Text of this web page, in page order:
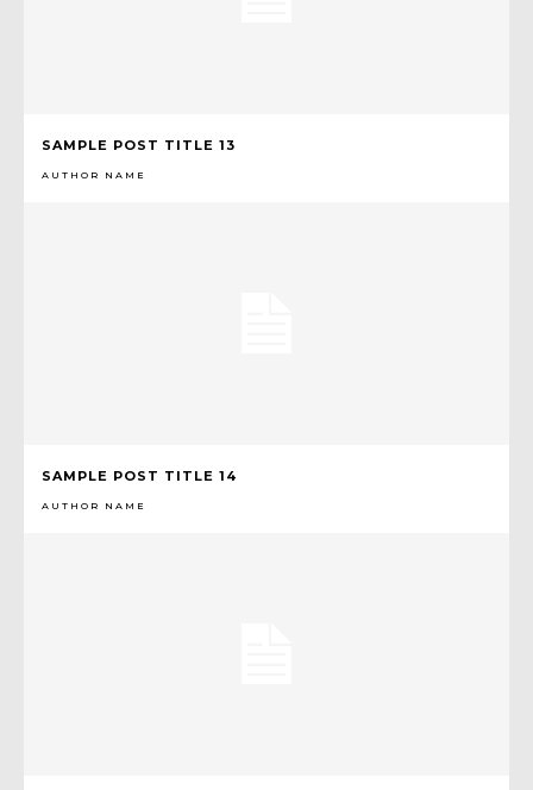
SAMPLE POST TITLE 13
AUTHOR NAME
SAMPLE POST TITLE 14
AUTHOR NAME